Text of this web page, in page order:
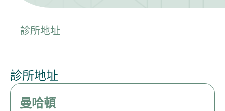
診所地址
診所地址
曼哈頓